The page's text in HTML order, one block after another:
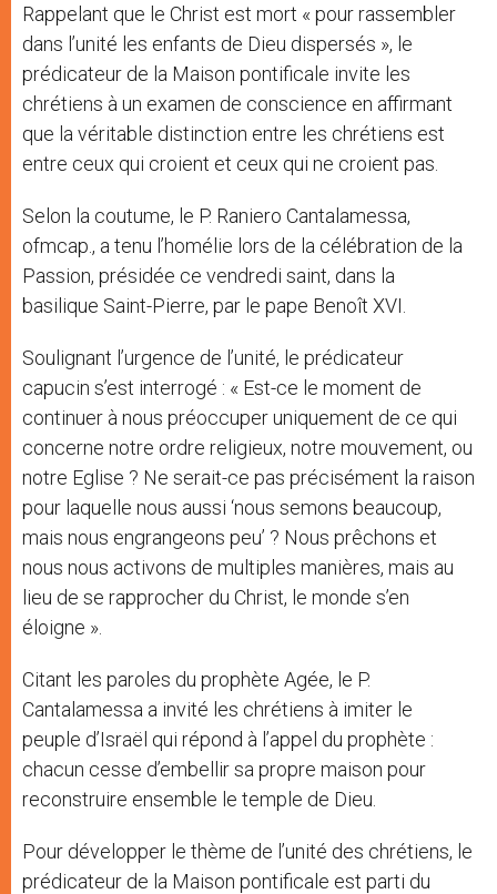
Rappelant que le Christ est mort « pour rassembler
dans l’unité les enfants de Dieu dispersés », le
prédicateur de la Maison pontificale invite les
chrétiens à un examen de conscience en affirmant
que la véritable distinction entre les chrétiens est
entre ceux qui croient et ceux qui ne croient pas.
Selon la coutume, le P. Raniero Cantalamessa,
ofmcap., a tenu l’homélie lors de la célébration de la
Passion, présidée ce vendredi saint, dans la
basilique Saint-Pierre, par le pape Benoît XVI.
Soulignant l’urgence de l’unité, le prédicateur
capucin s’est interrogé : « Est-ce le moment de
continuer à nous préoccuper uniquement de ce qui
concerne notre ordre religieux, notre mouvement, ou
notre Eglise ? Ne serait-ce pas précisément la raison
pour laquelle nous aussi ‘nous semons beaucoup,
mais nous engrangeons peu’ ? Nous prêchons et
nous nous activons de multiples manières, mais au
lieu de se rapprocher du Christ, le monde s’en
éloigne ».
Citant les paroles du prophète Agée, le P.
Cantalamessa a invité les chrétiens à imiter le
peuple d’Israël qui répond à l’appel du prophète :
chacun cesse d’embellir sa propre maison pour
reconstruire ensemble le temple de Dieu.
Pour développer le thème de l’unité des chrétiens, le
prédicateur de la Maison pontificale est parti du